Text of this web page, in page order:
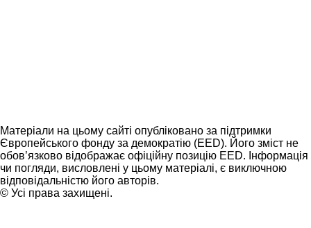
Матеріали на цьому сайті опубліковано за підтримки
Європейського фонду за демократію (EED). Його зміст не
обов’язково відображає офіційну позицію EED. Інформація
чи погляди, висловлені у цьому матеріалі, є виключною
відповідальністю його авторів.
© Усі права захищені.